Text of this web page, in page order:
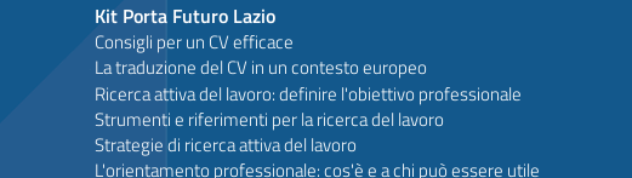
Kit Porta Futuro Lazio
Consigli per un CV efficace
La traduzione del CV in un contesto europeo
Ricerca attiva del lavoro: definire l'obiettivo professionale
Strumenti e riferimenti per la ricerca del lavoro
Strategie di ricerca attiva del lavoro
L'orientamento professionale: cos'è e a chi può essere utile